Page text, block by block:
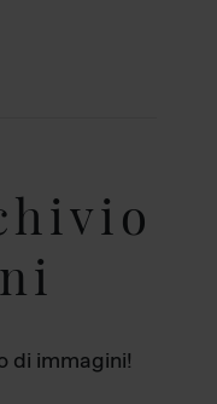
di immagini!